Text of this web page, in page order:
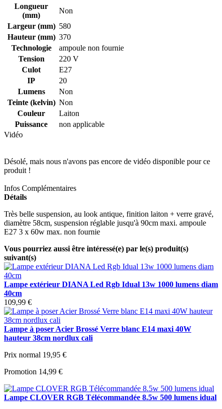
Longueur
(mm)
Non
Largeur (mm) 580
Hauteur (mm) 370
Technologie
ampoule non fournie
Tension
220 V
Culot
E27
IP
20
Lumens
Non
Teinte (kelvin) Non
Couleur
Laiton
Puissance
non applicable
Vidéo
Désolé, mais nous n'avons pas encore de vidéo disponible pour ce
produit !
Infos Complémentaires
Détails
Très belle suspension, au look antique, finition laiton + verre gravé,
diamètre 58cm, suspension réglable jusqu'à 90cm maxi. ampoule
E27 3 x 60w max. non fournie
Vous pourriez aussi être intéressé(e) par le(s) produit(s)
suivant(s)
Lampe extérieur DIANA Led Rgb Idual 13w 1000 lumens diam
40cm
109,99 €
Lampe à poser Acier Brossé Verre blanc E14 maxi 40W
hauteur 38cm nordlux cali
Prix normal 19,95 €
Promotion 14,99 €
Lampe CLOVER RGB Télécommandée 8.5w 500 lumens idual